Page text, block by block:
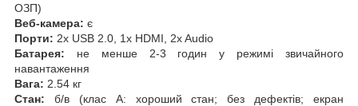
ОЗП)
Веб-камера: є
Порти: 2x USB 2.0, 1x HDMI, 2x Audio
Батарея: не менше 2-3 годин у режимі звичайного
навантаження
Вага: 2.54 кг
Стан: б/в (клас А: хороший стан; без дефектів; екран